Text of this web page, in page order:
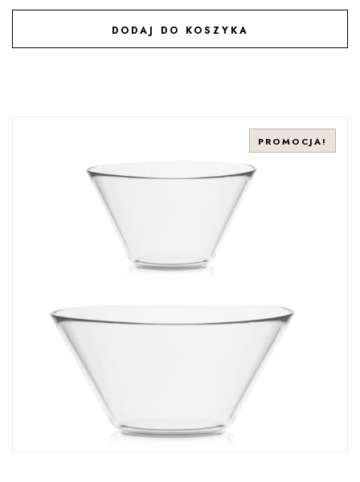
DODAJ DO KOSZYKA
DODAJ DO ULUBIONYCH
PROMOCJA!